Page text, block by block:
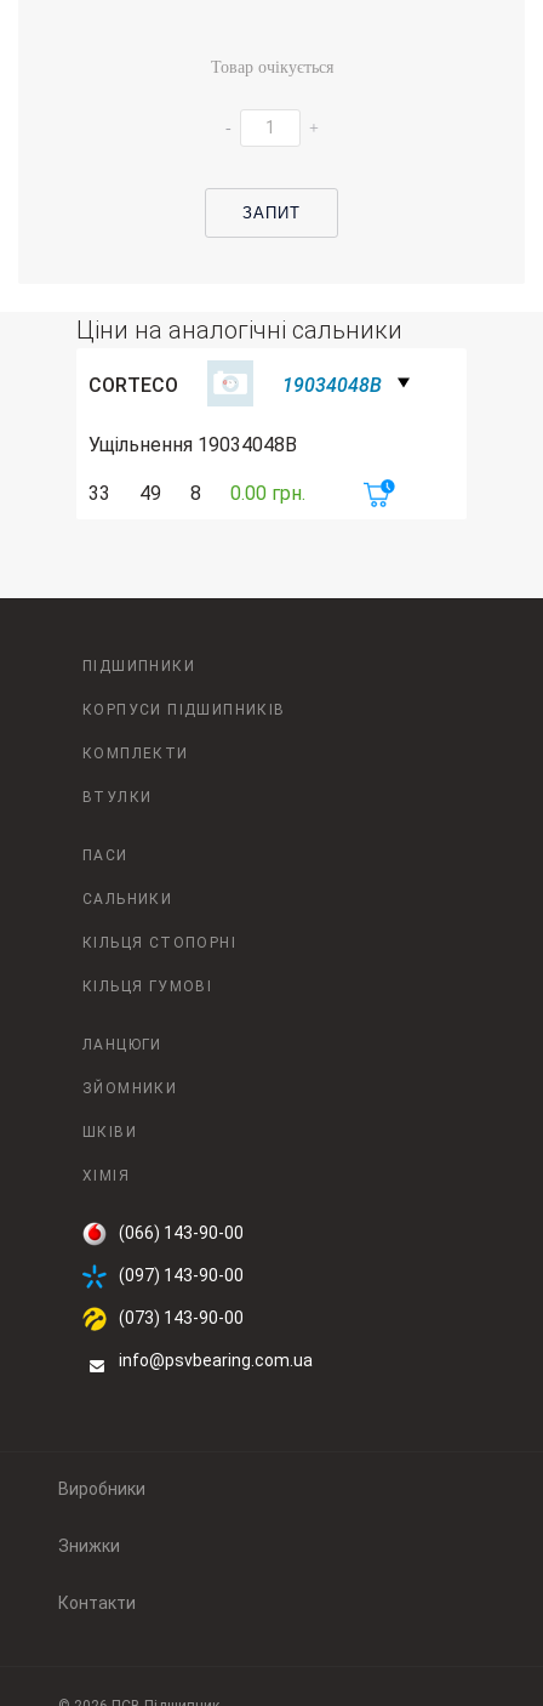
Товар очікується
- +
ЗАПИТ
Ціни на аналогічні сальники
CORTECO 19034048B
Ущільнення 19034048B
33 49 8 0.00 грн.
ПІДШИПНИКИ
КОРПУСИ ПІДШИПНИКІВ
КОМПЛЕКТИ
ВТУЛКИ
ПАСИ
САЛЬНИКИ
КІЛЬЦЯ СТОПОРНІ
КІЛЬЦЯ ГУМОВІ
ЛАНЦЮГИ
ЗЙОМНИКИ
ШКІВИ
ХІМІЯ
(066) 143-90-00
(097) 143-90-00
(073) 143-90-00
info@psvbearing.com.ua
Виробники
Знижки
Контакти